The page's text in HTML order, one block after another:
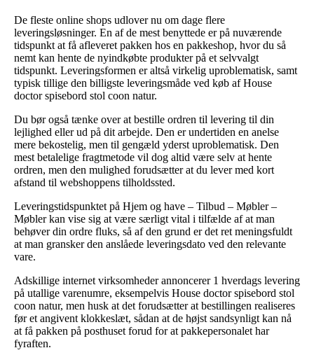
De fleste online shops udlover nu om dage flere
leveringsløsninger. En af de mest benyttede er på nuværende
tidspunkt at få afleveret pakken hos en pakkeshop, hvor du så
nemt kan hente de nyindkøbte produkter på et selvvalgt
tidspunkt. Leveringsformen er altså virkelig uproblematisk, samt
typisk tillige den billigste leveringsmåde ved køb af House
doctor spisebord stol coon natur.
Du bør også tænke over at bestille ordren til levering til din
lejlighed eller ud på dit arbejde. Den er undertiden en anelse
mere bekostelig, men til gengæld yderst uproblematisk. Den
mest betalelige fragtmetode vil dog altid være selv at hente
ordren, men den mulighed forudsætter at du lever med kort
afstand til webshoppens tilholdssted.
Leveringstidspunktet på Hjem og have – Tilbud – Møbler –
Møbler kan vise sig at være særligt vital i tilfælde af at man
behøver din ordre fluks, så af den grund er det ret meningsfuldt
at man gransker den anslåede leveringsdato ved den relevante
vare.
Adskillige internet virksomheder annoncerer 1 hverdags levering
på utallige varenumre, eksempelvis House doctor spisebord stol
coon natur, men husk at det forudsætter at bestillingen realiseres
før et angivent klokkeslæt, sådan at de højst sandsynligt kan nå
at få pakken på posthuset forud for at pakkepersonalet har
fyraften.